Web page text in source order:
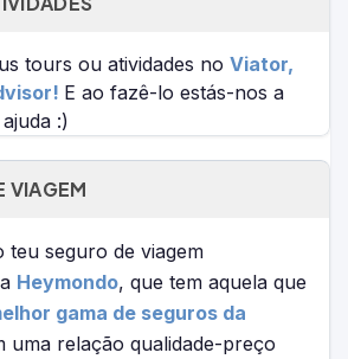
tours ou atividades no Viator,
E ao fazê-lo estás-nos a
:)
VIAGEM
teu seguro de viagem
Heymondo, que tem aquela que
gama de seguros da
uma relação qualidade-preço